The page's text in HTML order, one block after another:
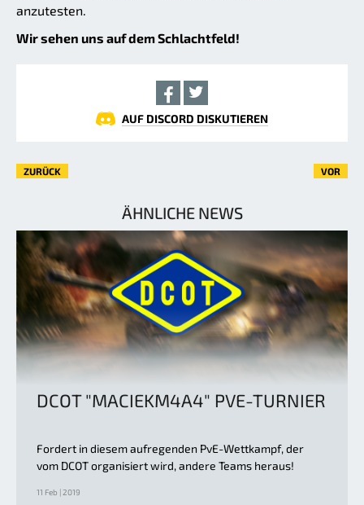
anzutesten.
Wir sehen uns auf dem Schlachtfeld!
AUF DISCORD DISKUTIEREN
ZURÜCK VOR
ÄHNLICHE NEWS
DCOT "MACIEKM4A4" PVE-TURNIER
Fordert in diesem aufregenden PvE-Wettkampf, der
vom DCOT organisiert wird, andere Teams heraus!
11 Feb | 2019